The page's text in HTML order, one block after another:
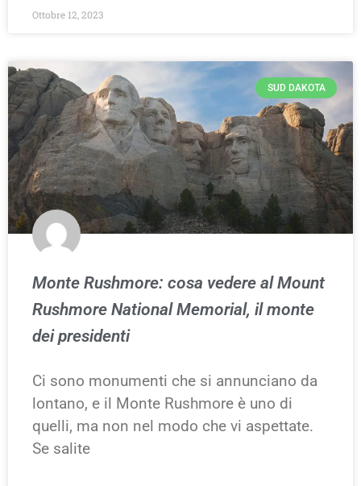
Ottobre 12, 2023
SUD DAKOTA
Monte Rushmore: cosa vedere al Mount
Rushmore National Memorial, il monte
dei presidenti
Ci sono monumenti che si annunciano da
lontano, e il Monte Rushmore è uno di
quelli, ma non nel modo che vi aspettate.
Se salite